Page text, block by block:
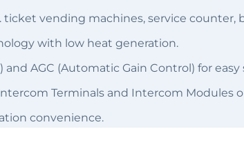
vending machines, service counter,
with low heat generation.
and AGC (Automatic Gain Control) for
Terminals and Intercom Modules
convenience.